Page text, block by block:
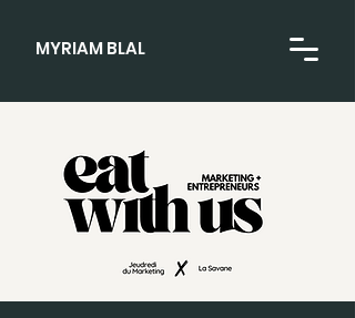
MYRIAM BLAL